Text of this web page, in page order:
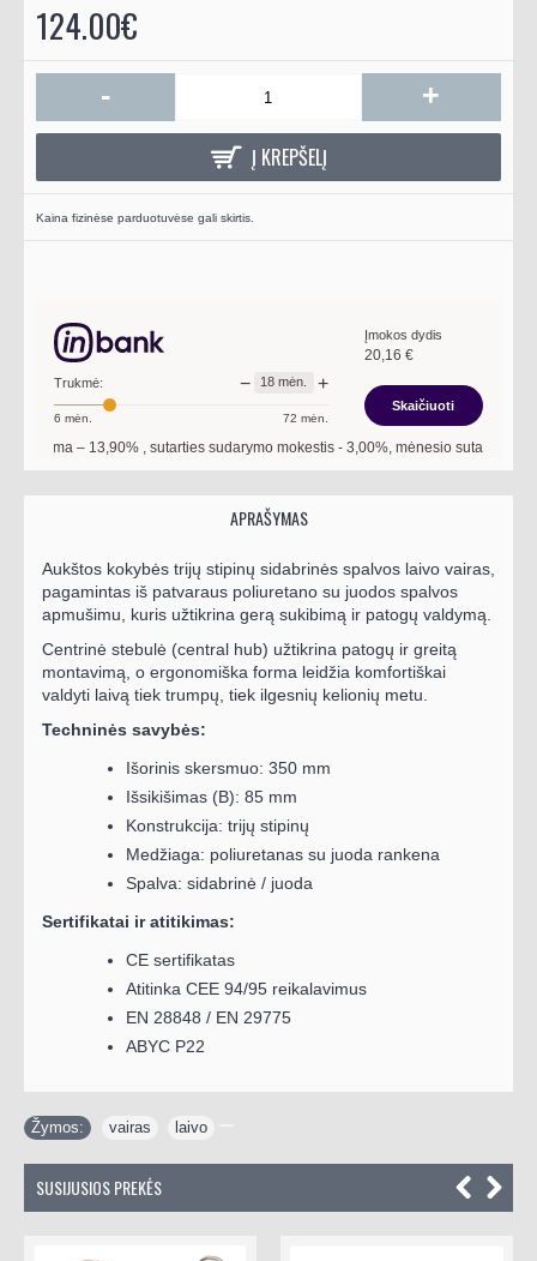
124.00€
- +
Į KREPŠELĮ
Kaina fizinėse parduotuvėse gali skirtis.
Trukmė: − 18 mėn. +
6 mėn. 72 mėn.
Įmokos dydis
20,16 €
Skaičiuoti
–13,90%, sutarties sudarymo mokestis -3,00 %, mėnesio sutarties
APRAŠYMAS
Aukštos kokybės trijų stipinų sidabrinės spalvos laivo vairas,
pagamintas iš patvaraus poliuretano su juodos spalvos
apmušimu, kuris užtikrina gerą sukibimą ir patogų valdymą.
Centrinė stebulė (central hub) užtikrina patogų ir greitą
montavimą, o ergonomiška forma leidžia komfortiškai
valdyti laivą tiek trumpų, tiek ilgesnių kelionių metu.
Techninės savybės:
Išorinis skersmuo: 350 mm
Išsikišimas (B): 85 mm
Konstrukcija: trijų stipinų
Medžiaga: poliuretanas su juoda rankena
Spalva: sidabrinė / juoda
Sertifikatai ir atitikimas:
CE sertifikatas
Atitinka CEE 94/95 reikalavimus
EN 28848 / EN 29775
ABYC P22
Žymos: vairas laivo
SUSIJUSIOS PREKĖS